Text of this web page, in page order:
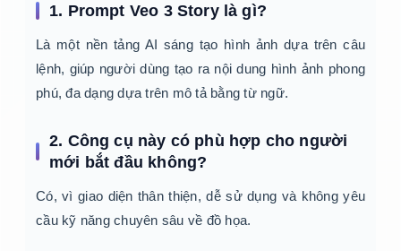
1. Prompt Veo 3 Story là gì?
Là một nền tảng AI sáng tạo hình ảnh dựa trên câu
lệnh, giúp người dùng tạo ra nội dung hình ảnh phong
phú, đa dạng dựa trên mô tả bằng từ ngữ.
2. Công cụ này có phù hợp cho người
mới bắt đầu không?
Có, vì giao diện thân thiện, dễ sử dụng và không yêu
cầu kỹ năng chuyên sâu về đồ họa.